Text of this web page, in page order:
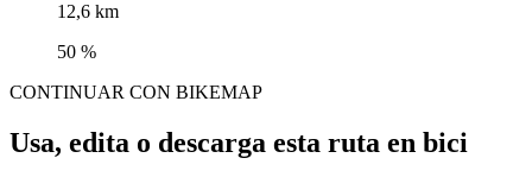
12,6 km
50 %
CONTINUAR CON BIKEMAP
Usa, edita o descarga esta ruta en bici